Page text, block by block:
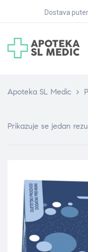
Dostava
Apoteka SL Medic >
Prikazuje se jedan